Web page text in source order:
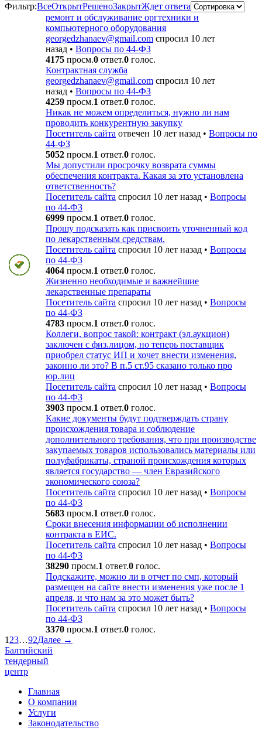
Фильтр:ВсеОткрытРешеноЗакрытЖдет ответа
ремонт и обслуживание оргтехники и
компьютерного оборудования
georgedzhanaev@gmail.com спросил 10 лет
назад • Вопросы по 44-ФЗ
4175 просм.0 ответ.0 голос.
Контрактная служба
georgedzhanaev@gmail.com спросил 10 лет
назад • Вопросы по 44-ФЗ
4259 просм.1 ответ.0 голос.
Никак не можем определиться, нужно ли нам
проводить конкурентную закупку
Посетитель сайта отвечен 10 лет назад • Вопросы по
44-ФЗ
5052 просм.1 ответ.0 голос.
Мы допустили просрочку возврата суммы
обеспечения контракта. Какая за это установлена
ответственность?
Посетитель сайта спросил 10 лет назад • Вопросы
по 44-ФЗ
6999 просм.1 ответ.0 голос.
Прошу подсказать как присвоить уточненный код
по лекарственным средствам.
Посетитель сайта спросил 10 лет назад • Вопросы
по 44-ФЗ
4064 просм.1 ответ.0 голос.
Жизненно необходимые и важнейшие
лекарственные препараты
Посетитель сайта спросил 10 лет назад • Вопросы
по 44-ФЗ
4783 просм.1 ответ.0 голос.
Коллеги, вопрос такой: контракт (эл.аукцион)
заключен с физ.лицом, но теперь поставщик
приобрел статус ИП и хочет внести изменения,
законно ли это? В п.5 ст.95 сказано только про
юр.лиц
Посетитель сайта спросил 10 лет назад • Вопросы
по 44-ФЗ
3903 просм.1 ответ.0 голос.
Какие документы будут подтверждать страну
происхождения товара и соблюдение
дополнительного требования, что при производстве
закупаемых товаров использовались материалы или
полуфабрикаты, страной происхождения которых
является государство — член Евразийского
экономического союза?
Посетитель сайта спросил 10 лет назад • Вопросы
по 44-ФЗ
5683 просм.1 ответ.0 голос.
Сроки внесения информации об исполнении
контракта в ЕИС.
Посетитель сайта спросил 10 лет назад • Вопросы
по 44-ФЗ
38290 просм.1 ответ.0 голос.
Подскажите, можно ли в отчет по смп, который
размещен на сайте внести изменения уже после 1
апреля, и что нам за это может быть?
Посетитель сайта спросил 10 лет назад • Вопросы
по 44-ФЗ
3370 просм.1 ответ.0 голос.
1 23…92Далее →
Балтийский
тендерный
центр
Главная
О компании
Услуги
Законодательство